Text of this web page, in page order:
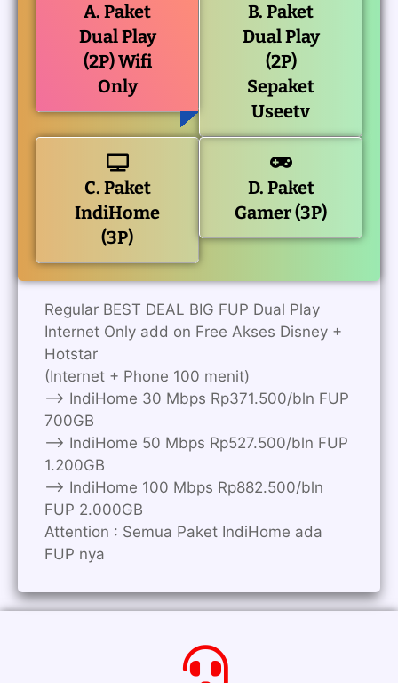
A. Paket
Dual Play
(2P) Wifi
Only
B. Paket
Dual Play
(2P)
Sepaket
Useetv
C. Paket
IndiHome
(3P)
D. Paket
Gamer (3P)
Regular BEST DEAL BIG FUP Dual Play
Internet Only add on Free Akses Disney +
Hotstar
(Internet + Phone 100 menit)
——> IndiHome 30 Mbps Rp371.500/bln FUP
700GB
——> IndiHome 50 Mbps Rp527.500/bln FUP
1.200GB
——> IndiHome 100 Mbps Rp882.500/bln
FUP 2.000GB
Attention : Semua Paket IndiHome ada
FUP nya